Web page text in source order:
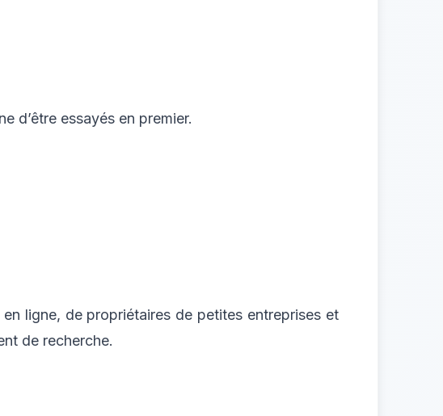
d’être essayés en premier.
ligne, de propriétaires de petites entreprises et
de recherche.